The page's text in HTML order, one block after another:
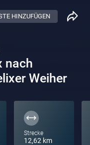
HINZUFÜGEN
nach
Weiher
Strecke
12,62 km